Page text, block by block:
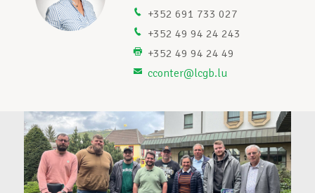
Unterstützung im Privatleben
Mitglied werden
+352 691 733 027
+352 49 94 24 243
+352 49 94 24 49
cconter@lcgb.lu